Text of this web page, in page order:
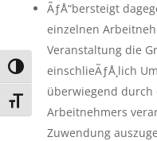
Umschalten auf hohe
Schrift vergrößern
ÃƒÅ“bersteigt
einzelnen
Veranstaltung die
einschlieÃƒÅ¸lich
überwiegend durch
Arbeitnehmers
Zuwendung